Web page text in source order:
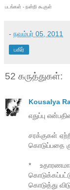
படங்கள் - நன்றி கூகுள்
- நவம்பர் 05, 2011
பகிர்
52 கருத்துகள்:
Kousalya
எதுப்பு
சரக்குகள்
கொடுப்பதை
*
கொடுத்து